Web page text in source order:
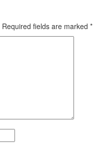
Required fields are marked *